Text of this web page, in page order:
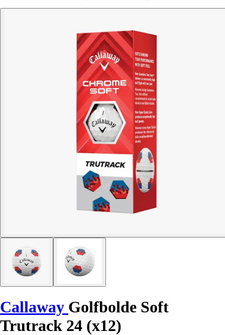
Callaway Golfbolde Soft
Trutrack 24 (x12)